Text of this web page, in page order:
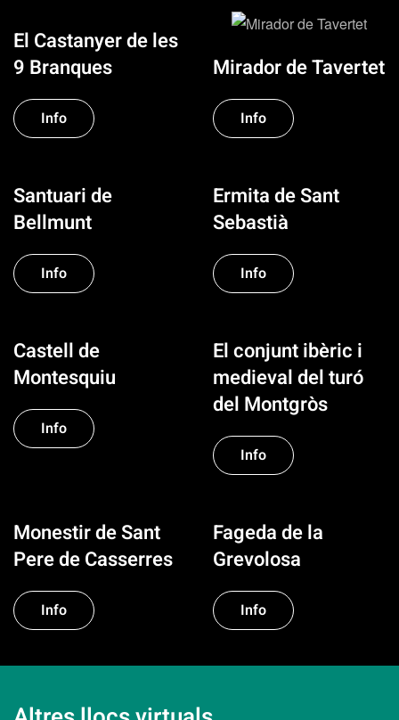
El Castanyer de les
9 Branques
Info
Mirador de Tavertet
Info
Santuari de
Bellmunt
Info
Ermita de Sant
Sebastià
Info
Castell de
Montesquiu
Info
El conjunt ibèric i
medieval del turó
del Montgròs
Info
Monestir de Sant
Pere de Casserres
Info
Fageda de la
Grevolosa
Info